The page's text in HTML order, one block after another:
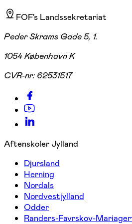
FOF's Landssekretariat
Peder Skrams Gade 5, 1.
1054 København K
CVR-nr: 62531517
Aftenskoler Jylland
Djursland
Herning
Nordals
Nordvestjylland
Odder
Randers-Favrskov-